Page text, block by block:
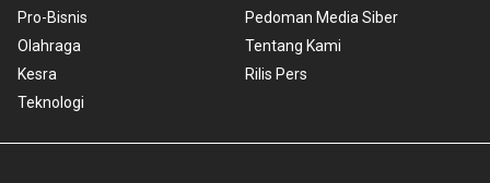
Pro-Bisnis
Olahraga
Kesra
Teknologi
Pedoman Media Siber
Tentang Kami
Rilis Pers